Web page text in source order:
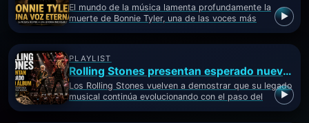
El mundo de la música lamenta profundamente la
muerte de Bonnie Tyler, una de las voces más
▶
PLAYLIST
Rolling Stones presentan esperado nuevo álbum
Los Rolling Stones vuelven a demostrar que su legado
musical continúa evolucionando con el paso del
▶